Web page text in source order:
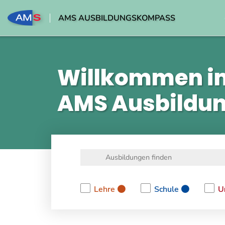
AMS AUSBILDUNGSKOMPASS
Willkommen
AMS
Lehre
Schule